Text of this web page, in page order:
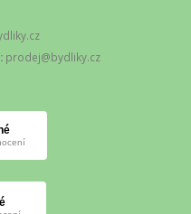
prodej@bydliky.cz